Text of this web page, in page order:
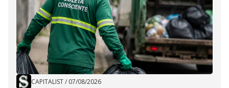
CAPITALIST/ 07/08/2026